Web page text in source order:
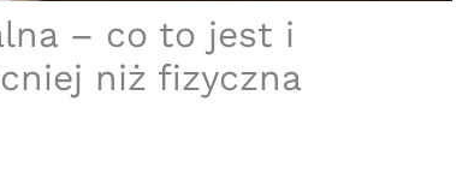
– co to jest i
niż fizyczna